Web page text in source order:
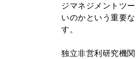
ジマネジメントツ
いのかという重要
す。
独立非営利研究機